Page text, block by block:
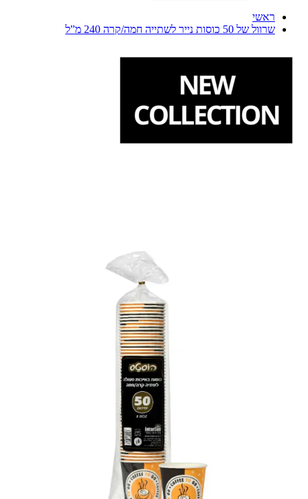
ראשי
שרוול של 50 כוסות נייר לשתייה חמה/קרה 240 מ”ל